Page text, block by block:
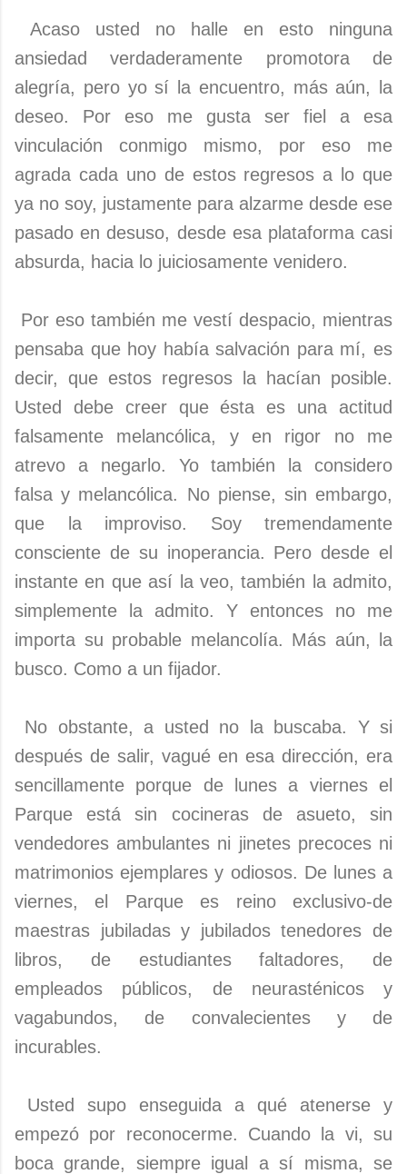
Acaso usted no halle en esto ninguna
ansiedad verdaderamente promotora de
alegría, pero yo sí la encuentro, más aún, la
deseo. Por eso me gusta ser fiel a esa
vinculación conmigo mismo, por eso me
agrada cada uno de estos regresos a lo que
ya no soy, justamente para alzarme desde ese
pasado en desuso, desde esa plataforma casi
absurda, hacia lo juiciosamente venidero.
Por eso también me vestí despacio, mientras
pensaba que hoy había salvación para mí, es
decir, que estos regresos la hacían posible.
Usted debe creer que ésta es una actitud
falsamente melancólica, y en rigor no me
atrevo a negarlo. Yo también la considero
falsa y melancólica. No piense, sin embargo,
que la improviso. Soy tremendamente
consciente de su inoperancia. Pero desde el
instante en que así la veo, también la admito,
simplemente la admito. Y entonces no me
importa su probable melancolía. Más aún, la
busco. Como a un fijador.
No obstante, a usted no la buscaba. Y si
después de salir, vagué en esa dirección, era
sencillamente porque de lunes a viernes el
Parque está sin cocineras de asueto, sin
vendedores ambulantes ni jinetes precoces ni
matrimonios ejemplares y odiosos. De lunes a
viernes, el Parque es reino exclusivo-de
maestras jubiladas y jubilados tenedores de
libros, de estudiantes faltadores, de
empleados públicos, de neurasténicos y
vagabundos, de convalecientes y de
incurables.
Usted supo enseguida a qué atenerse y
empezó por reconocerme. Cuando la vi, su
boca grande, siempre igual a sí misma, se